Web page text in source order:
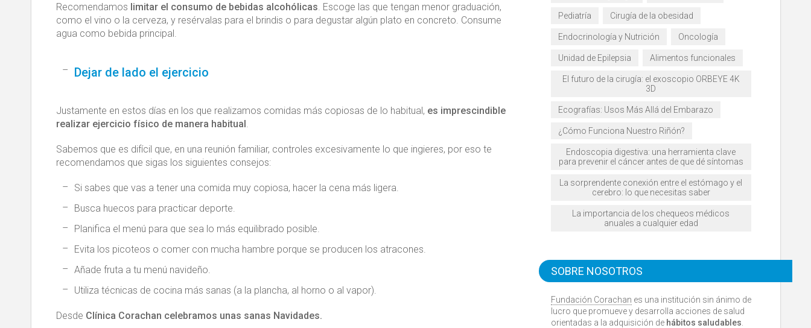
Recomendamos limitar el consumo de bebidas alcohólicas . Escoge las que tengan menor graduación,
como el vino o la cerveza, y resérvalas para el brindis o para degustar algún plato en concreto. Consume
agua como bebida principal.
Dejar de lado el ejercicio
Justamente en estos días en los que realizamos comidas más copiosas de lo habitual, es imprescindible
realizar ejercicio físico de manera habitual
Sabemos que es difícil que, en una reunión familiar, controles excesivamente lo que ingieres, por eso te
recomendamos que sigas los siguientes consejos:
Si sabes que vas a tener una comida muy copiosa, hacer la cena más ligera.
Busca huecos para practicar deporte.
Planifica el menú para que sea lo más equilibrado posible.
Evita los picoteos o comer con mucha hambre porque se producen los atracones.
Añade fruta a tu menú navideño.
Utiliza técnicas de cocina más sanas (a la plancha, al horno o al vapor).
Desde Clínica Corachan celebramos unas sanas Navidades.
Pediatría Cirugía de la obesidad
Endocrinología y Nutrición Oncología
Unidad de Epilepsia Alimentos funcionales
El futuro de la cirugía: el exoscopio ORBEYE 4K
3D
Ecografías: Usos Más Allá del Embarazo
¿Cómo Funciona Nuestro Riñón?
Endoscopia digestiva: una herramienta clave
para prevenir el cáncer antes de que dé síntomas
La sorprendente conexión entre el estómago y el
cerebro: lo que necesitas saber
La importancia de los chequeos médicos
anuales a cualquier edad
SOBRE NOSOTROS
Fundación Corachan es una institución sin ánimo de
lucro que promueve y desarrolla acciones de salud
orientadas a la adquisición de hábitos saludables